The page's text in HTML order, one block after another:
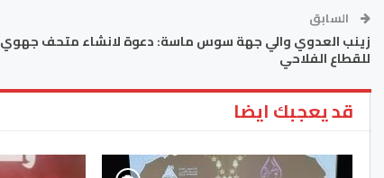
السابق
زينب العدوي والي جهة سوس ماسة: دعوة لانشاء متحف جهوي
للقطاع الفلاحي
قد يعجبك ايضا